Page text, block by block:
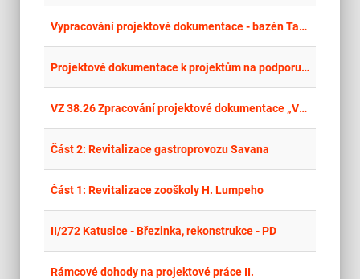
Vypracování projektové dokumentace - bazén Tachov – opakované řízení
Projektové dokumentace k projektům na podporu biodiverzity II. část – verze 2.
VZ 38.26 Zpracování projektové dokumentace „Výstavba nového bytového domu na ul. Kotlářova v Ostravě-Zábřehu
Část 2: Revitalizace gastroprovozu Savana
Část 1: Revitalizace zooškoly H. Lumpeho
II/272 Katusice - Březinka, rekonstrukce - PD
Rámcové dohody na projektové práce II.